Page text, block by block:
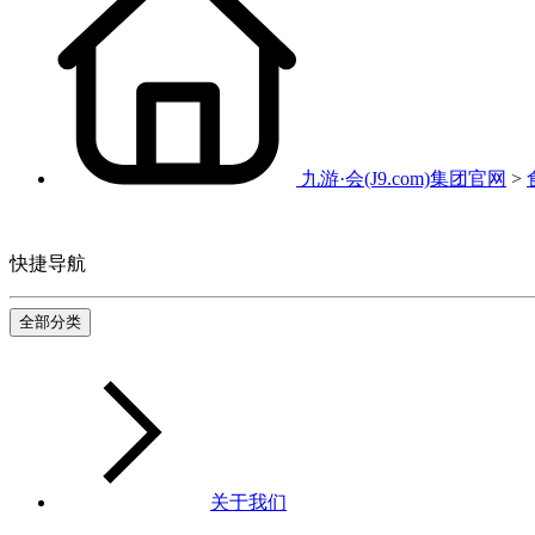
九游·会(J9.com)集团官网 >
快捷导航
全部分类
关于我们